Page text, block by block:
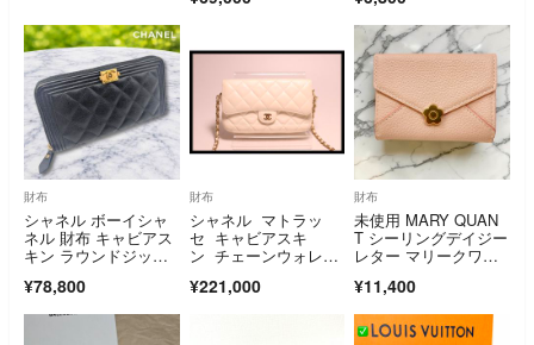
財布
シャネル ボーイシャ
ネル 財布 キャビアス
キン ラウンドジッ
¥78,800
財布
シャネル マトラッ
セ キャビアスキ
ン チェーンウォレッ
■0723ol28523
¥221,000
財布
未使用 MARY QUAN
T シーリングデイジー
レター マリークワン
布 マリクワ 三つ折
り シーリング
¥11,400